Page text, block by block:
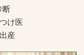
断
け医
産